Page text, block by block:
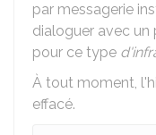
par messagerie
dialoguer avec
pour ce type
À tout moment,
effacé.